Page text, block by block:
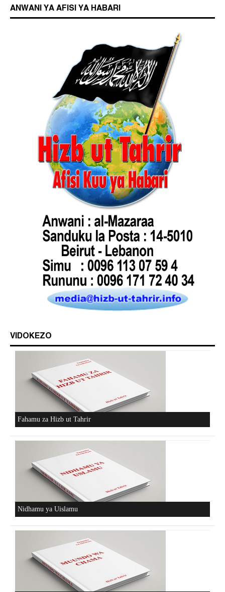
ANWANI YA AFISI YA HABARI
VIDOKEZO
Fahamu za Hizb ut Tahrir
Nidhamu ya Uislamu